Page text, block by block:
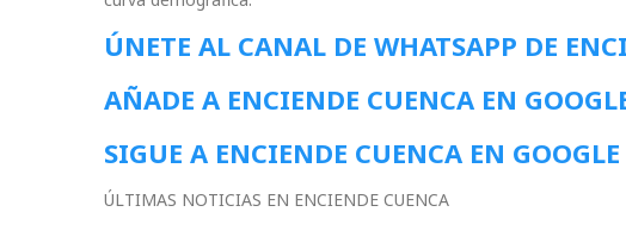
ÚNETE AL CANAL DE WHATSAPP DE
AÑADE A ENCIENDE CUENCA EN
SIGUE A ENCIENDE CUENCA EN
ÚLTIMAS NOTICIAS EN ENCIENDE CUENCA